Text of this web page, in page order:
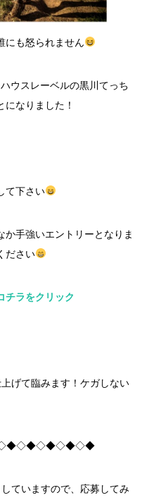
にも怒られません
ウスレーベルの黒川てっち
なりました！
て下さい
手強いエントリーとなりま
ださい
チラをクリック
げて臨みます！ケガしない
ていますので、応募してみ